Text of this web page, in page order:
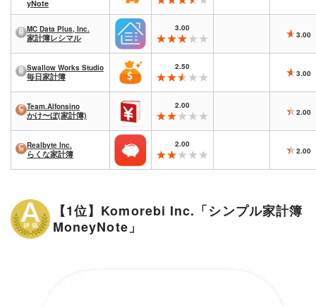
yNote
MC Data Plus, Inc.
家計簿レシマル
3.00
3.00
Swallow Works Studio
毎日家計簿
2.50
3.00
Team.Alfonsino
かけ〜ぼ(家計簿)
2.00
2.00
Realbyte Inc.
らくな家計簿
2.00
2.00
【1位】Komorebi Inc.「シンプル家計簿
MoneyNote」